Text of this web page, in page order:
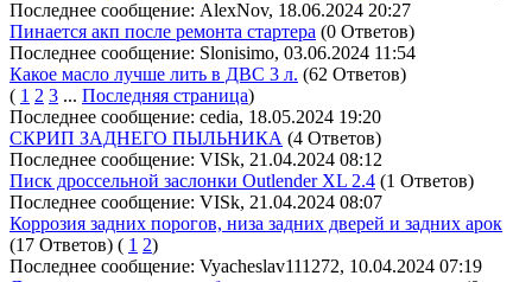
Последнее сообщение: AlexNov, 18.06.2024 20:27
Пинается акп после ремонта стартера (0 Ответов)
Последнее сообщение: Slonisimo, 03.06.2024 11:54
Какое масло лучше лить в ДВС 3 л. (62 Ответов)
( 1 2 3 ... Последняя страница)
Последнее сообщение: cedia, 18.05.2024 19:20
СКРИП ЗАДНЕГО ПЫЛЬНИКА (4 Ответов)
Последнее сообщение: VISk, 21.04.2024 08:12
Писк дроссельной заслонки Outlender XL 2.4 (1 Ответов)
Последнее сообщение: VISk, 21.04.2024 08:07
Коррозия задних порогов, низа задних дверей и задних арок
(17 Ответов) ( 1 2)
Последнее сообщение: Vyacheslav111272, 10.04.2024 07:19